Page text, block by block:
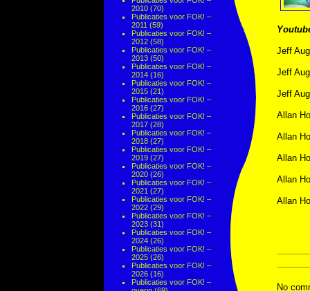
2010 (70)
Publicaties voor FOK! –
2011 (59)
Publicaties voor FOK! –
2012 (58)
Publicaties voor FOK! –
2013 (50)
Publicaties voor FOK! –
2014 (16)
Publicaties voor FOK! –
2015 (21)
Publicaties voor FOK! –
2016 (27)
Publicaties voor FOK! –
2017 (28)
Publicaties voor FOK! –
2018 (27)
Publicaties voor FOK! –
2019 (27)
Publicaties voor FOK! –
2020 (26)
Publicaties voor FOK! –
2021 (27)
Publicaties voor FOK! –
2022 (29)
Publicaties voor FOK! –
2023 (31)
Publicaties voor FOK! –
2024 (26)
Publicaties voor FOK! –
2025 (26)
Publicaties voor FOK! –
2026 (16)
Publicaties voor FOK! –
Jeff
Jeff
Jeff
Allan
Allan
Allan
Allan
Allan
No